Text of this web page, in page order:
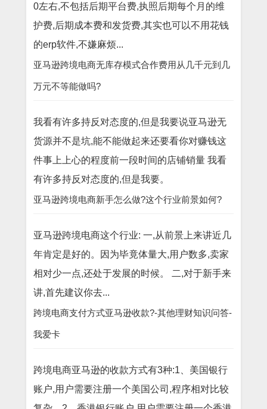
0左右,不包括后期平台费,执照后期每个月的维
护费,后期成本费和发货费,其实也可以不用花钱
的erp软件,不嫌麻烦...
亚马逊跨境电商无库存模式合作费用从几千元到几
万元不等能做吗?
我看有许多持反对态度的,但是我要说亚马逊无
货源并不是坑,能不能做起来还要看你对赚钱这
件事上上心的程度前一段时间的店铺销量 我看
有许多持反对态度的,但是我要。
亚马逊跨境电商新手怎么做?这个行业前景如何?
亚马逊跨境电商这个行业: 一,从前景上来讲近几
年肯定是好的。因为毕竟体量大,用户数多,卖家
相对少一点,还处于发展的时候。 二,对于新手来
讲,首先建议你去...
跨境电商支付方式亚马逊收款?-其他理财知识问答-
我爱卡
跨境电商亚马逊的收款方式有3种:1、美国银行
账户,用户需要注册一个美国公司,程序相对比较